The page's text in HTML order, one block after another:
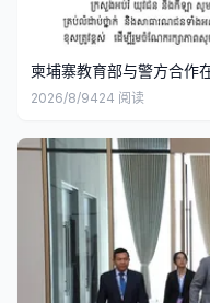
柬埔寨教育部与警方合作
2026/8/9424 阅读